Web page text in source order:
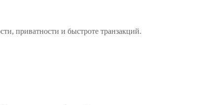
приватности и быстроте транзакций.